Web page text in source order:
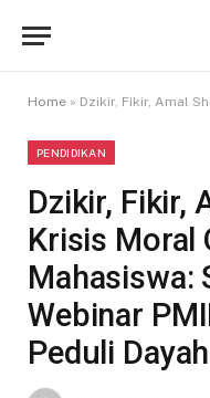
Home » Dzikir, Fikir, Amal Shaleh dan Krisis Moral
PENDIDIKAN
Dzikir, Fikir,
Krisis Moral
Mahasiswa:
Webinar
Peduli Dayah